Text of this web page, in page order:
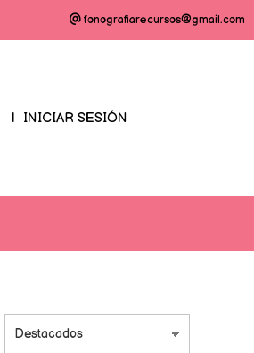
fonografiarecursos@gmail.com
INICIAR SESIÓN